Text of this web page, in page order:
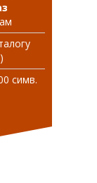
симв.